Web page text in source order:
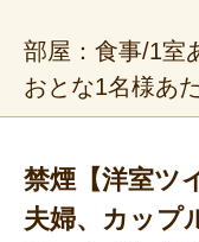
部屋：食事/1室
おとな1名様あ
禁煙【洋室ツ
夫婦、カップ